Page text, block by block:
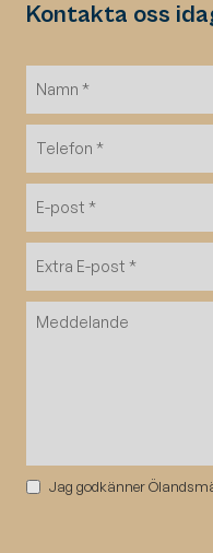
Kontakta oss
Jag godkänner